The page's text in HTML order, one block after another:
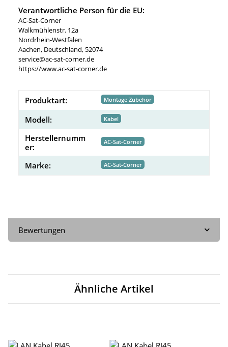
Verantwortliche Person für die EU:
AC-Sat-Corner
Walkmühlenstr. 12a
Nordrhein-Westfalen
Aachen, Deutschland, 52074
service@ac-sat-corner.de
https://www.ac-sat-corner.de
Produktart: Montage Zubehör
Modell: Kabel
Herstellernumm
er:
AC-Sat-Corner
Marke: AC-Sat-Corner
Bewertungen
Ähnliche Artikel